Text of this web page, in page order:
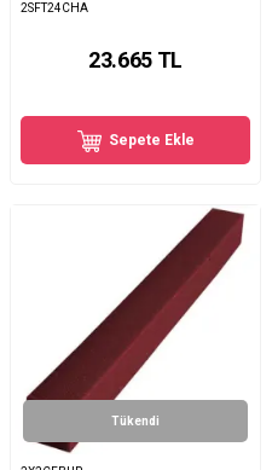
2SFT24CHA
23.665TL
Sepete Ekle
Tükendi